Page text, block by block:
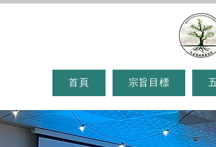
首頁 宗旨目標